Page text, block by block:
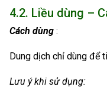
4.2. Liều dùng –
Cách dùng :
Dung dịch chỉ dùng để
Lưu ý khi sử dụng: